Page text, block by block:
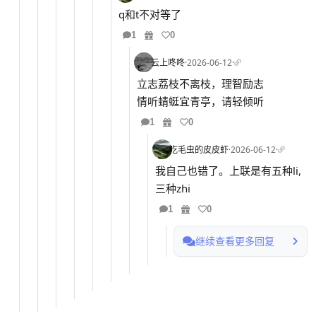
q和t不对等了
1 0
云上咚咚·2026-06-12·
立志荔枝不离枝，理智励志
情听蜻蜓宜青亭，请轻倾听
1 0
吃毛虫的皮皮虾·2026-06-12·
我自己也错了。上联是有五种li,
三种zhi
1 0
继续查看更多回复